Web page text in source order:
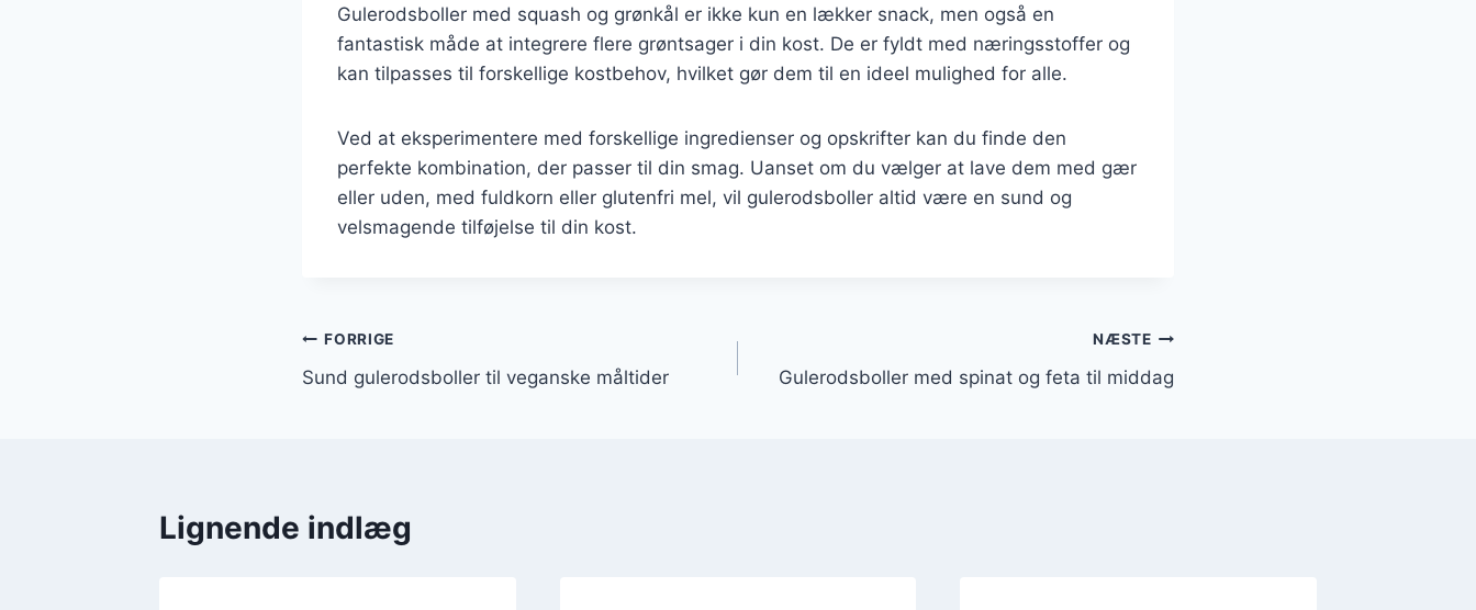
Gulerodsboller med squash og grønkål er ikke kun en lækker snack, men også en
fantastisk måde at integrere flere grøntsager i din kost. De er fyldt med næringsstoffer og
kan tilpasses til forskellige kostbehov, hvilket gør dem til en ideel mulighed for alle.
Ved at eksperimentere med forskellige ingredienser og opskrifter kan du finde den
perfekte kombination, der passer til din smag. Uanset om du vælger at lave dem med gær
eller uden, med fuldkorn eller glutenfri mel, vil gulerodsboller altid være en sund og
velsmagende tilføjelse til din kost.
Indlægsnavigation
FORRIGE
Sund gulerodsboller til veganske måltider
NÆSTE
Gulerodsboller med spinat og feta til middag
Lignende indlæg